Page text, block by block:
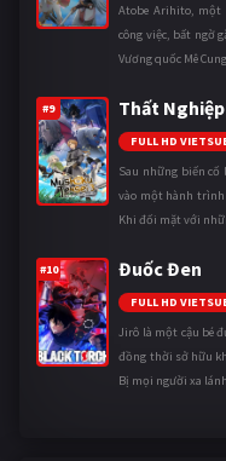
Atobe Arihito, một
công việc, bất ngờ
Vương quốc Mê
#9 Thất
FULL HD
Sau những biến cố
vào một hành
Khi đối mặt với
#10 Đuốc Đen
FULL HD
Jirô là một cậu bé
đồng thời sở hữu
Bị mọi người xa